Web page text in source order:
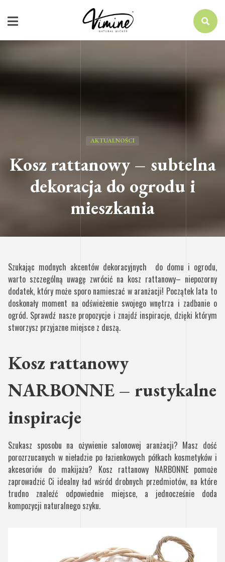
AKTUALNOŚCI
Kosz rattanowy – subtelna
dekoracja do ogrodu i
mieszkania
Szukając modnych akcentów dekoracyjnych do domu i ogrodu,
warto szczególną uwagę zwrócić na kosz rattanowy– niepozorny
dodatek, który może sporo namieszać w aranżacji! Początek lata to
doskonały moment na odświeżenie swojego wnętrza i zadbanie o
ogród. Sprawdź nasze propozycje i znajdź inspiracje, dzięki którym
stworzysz przyjazne miejsce z duszą.
Kosz rattanowy
NARBONNE – rustykalne
inspiracje
Szukasz sposobu na ożywienie salonowej aranżacji? Masz dość
porozrzucanych w nieładzie po łazienkowych półkach kosmetyków i
akcesoriów do makijażu? Kosz rattanowy NARBONNE pomoże
zaprowadzić Ci idealny ład wśród drobnych przedmiotów, na które
trudno znaleźć odpowiednie miejsce, a jednocześnie doda
kompozycji naturalnego szyku.